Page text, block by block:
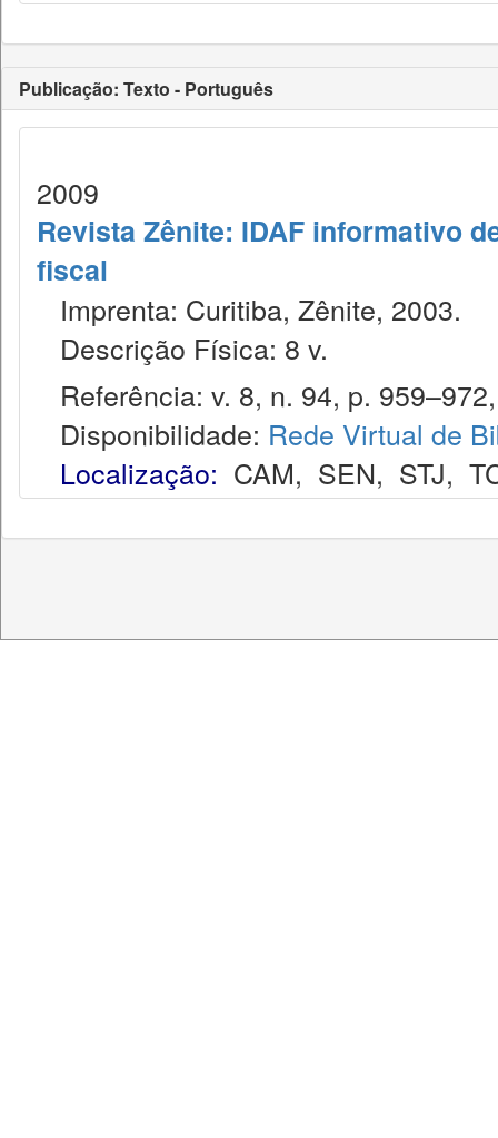
Publicação: Texto - Português
2009
Revista Zênite: IDAF informativo
fiscal
Imprenta: Curitiba, Zênite, 2003.
Descrição Física: 8 v.
Referência: v. 8, n. 94, p.
Disponibilidade: Rede Virtual de
Localização: CAM, SEN, STJ,